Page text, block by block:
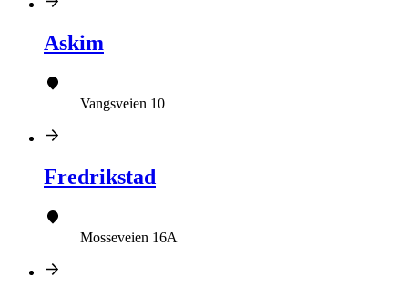
Askim
Vangsveien 10
Fredrikstad
Mosseveien 16A